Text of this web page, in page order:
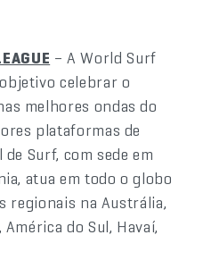
– A World Surf
celebrar o
melhores ondas do
plataformas de
Surf, com sede em
atua em todo o globo
regionais na Austrália,
do Sul, Havaí,